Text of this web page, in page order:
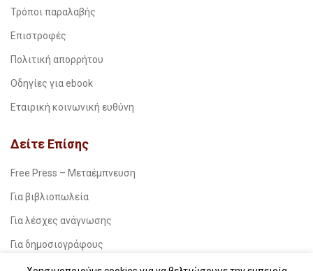
Τρόποι παραλαβής
Επιστροφές
Πολιτική απορρήτου
Οδηγίες για ebook
Εταιρική κοινωνική ευθύνη
Δείτε Επίσης
Free Press – Μεταέμπνευση
Για βιβλιοπωλεία
Για λέσχες ανάγνωσης
Για δημοσιογράφους
Για σχολεία